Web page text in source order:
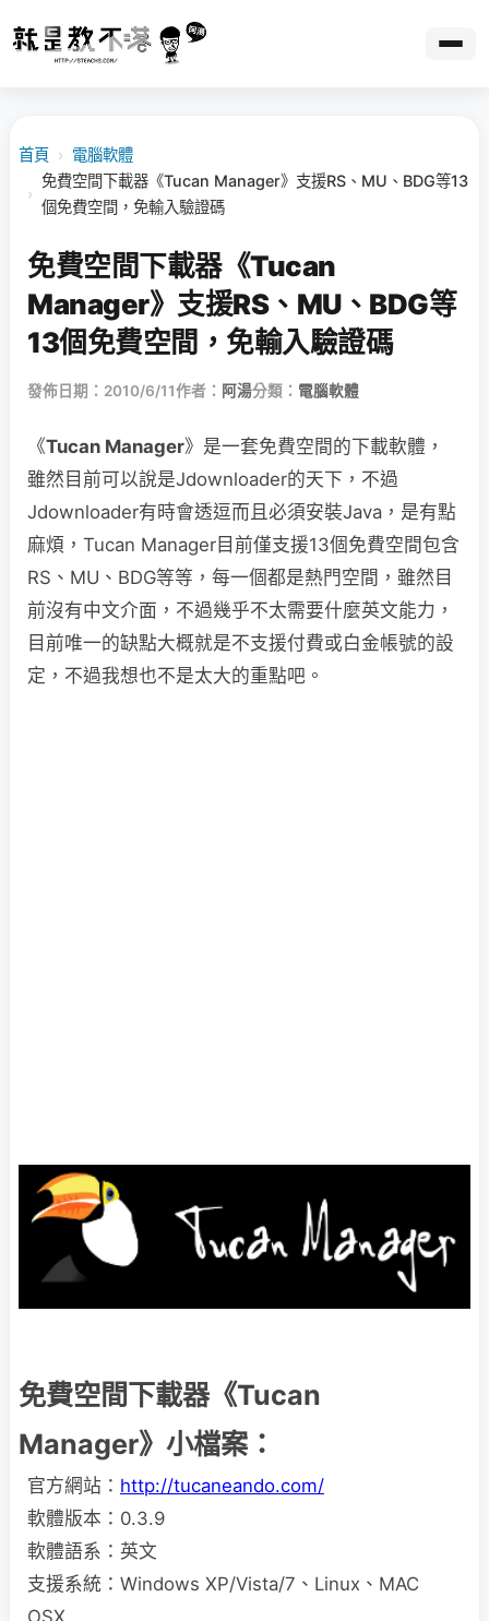
首頁 › 電腦軟體
›
免費空間下載器《Tucan Manager》支援RS、MU、BDG等13
個免費空間，免輸入驗證碼
免費空間下載器《Tucan
Manager》支援RS、MU、BDG等
13個免費空間，免輸入驗證碼
發佈日期：2010/6/11作者： 阿湯分類： 電腦軟體
《Tucan Manager》是一套免費空間的下載軟體，
雖然目前可以說是Jdownloader的天下，不過
Jdownloader有時會透逗而且必須安裝Java，是有點
麻煩，Tucan Manager目前僅支援13個免費空間包含
RS、MU、BDG等等，每一個都是熱門空間，雖然目
前沒有中文介面，不過幾乎不太需要什麼英文能力，
目前唯一的缺點大概就是不支援付費或白金帳號的設
定，不過我想也不是太大的重點吧。
免費空間下載器《Tucan
Manager》小檔案：
官方網站： http://tucaneando.com/
軟體版本：0.3.9
軟體語系：英文
支援系統：Windows XP/Vista/7、Linux、MAC